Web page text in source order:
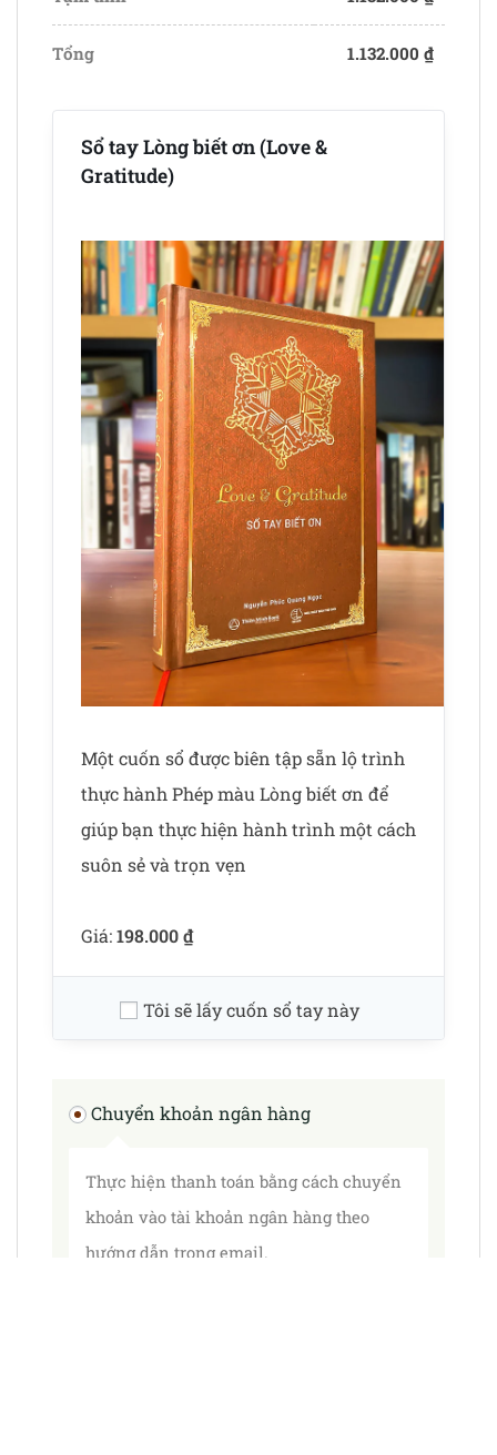
Tổng 1.132.000 ₫
Sổ tay Lòng biết ơn (Love &
Gratitude)
Một cuốn sổ được biên tập sẵn lộ trình
thực hành Phép màu Lòng biết ơn để
giúp bạn thực hiện hành trình một cách
suôn sẻ và trọn vẹn
Giá:198.000₫
Tôi sẽ lấy cuốn sổ tay này
Chuyển khoản ngân hàng
Thực hiện thanh toán bằng cách chuyển
khoản vào tài khoản ngân hàng theo
hướng dẫn trong email.